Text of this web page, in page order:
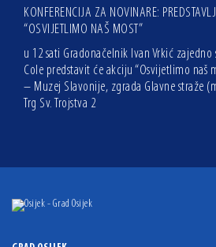
KONFERENCIJA ZA NOVINARE:
“OSVIJETLIMO NAŠ MOST”
u 12 sati Gradonačelnik Ivan Vrkić
Cole predstavit će akciju “Osvijetlimo naš
– Muzej Slavonije, zgrada Glavne straže
Trg Sv. Trojstva 2